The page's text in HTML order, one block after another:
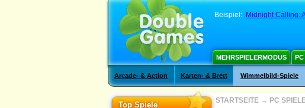
Beispiel: Midnight Calling:
MEHRSPIELERMODUS PC
Arcade- & Action Karten- & Brett Wimmelbild-Spiele
Top Spiele STARTSEITE → PC